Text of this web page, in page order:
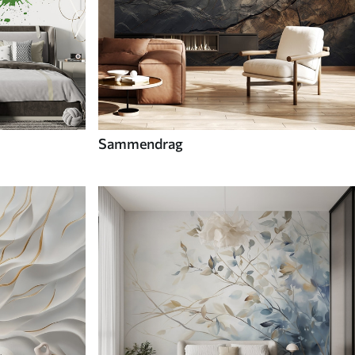
Sammendrag